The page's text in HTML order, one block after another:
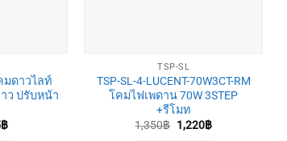
มดาวไลท์
าว ปรับหน้า
฿Current
TSP-SL
TSP-SL-4-LUCENT-70W3CT-RM
โคมไฟเพดาน 70W 3STEP
+รีโมท
1,350฿ Original
1,220฿Current